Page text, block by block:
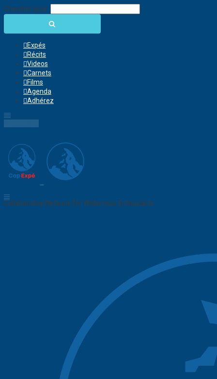
Chercher pour:
Expés
Récits
Videos
Carnets
Films
Agenda
Adhérez
Collaborative Network for Wilderness Enthusiasts